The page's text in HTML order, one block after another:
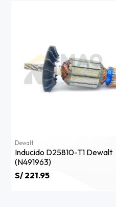
Dewalt
Inducido D25810-T1 Dewalt
(n491963)
S/ 221.95